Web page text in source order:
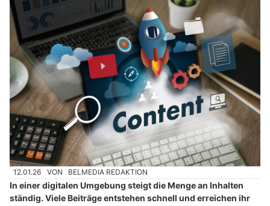
12.01.26 VON BELMEDIA REDAKTION
In einer digitalen Umgebung steigt die Menge an Inhalten
ständig. Viele Beiträge entstehen schnell und erreichen ihr